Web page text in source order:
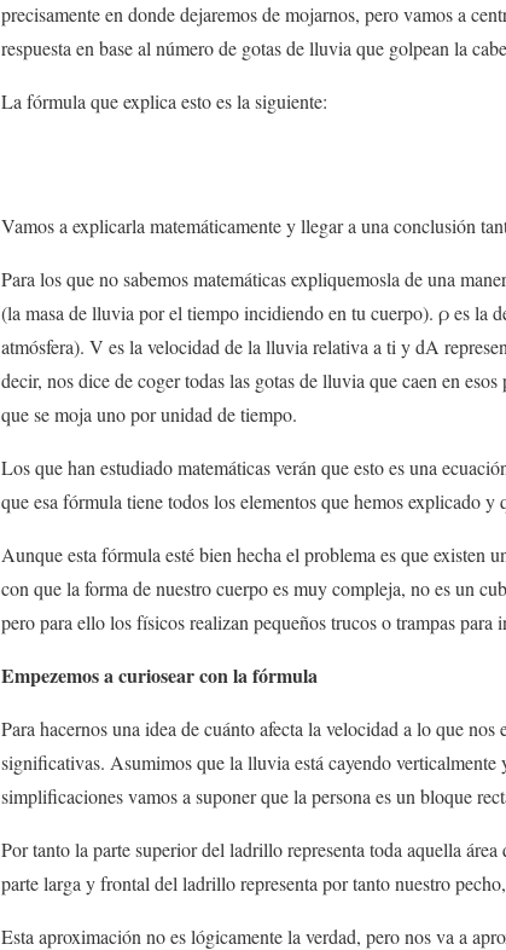
precisamente en donde dejaremos de mojarnos, pero vamos a
respuesta en base al número de gotas de lluvia que golpean la
La fórmula que explica esto es la siguiente:
Vamos a explicarla matemáticamente y llegar a una conclusión
Para los que no sabemos matemáticas expliquemosla de una
(la masa de lluvia por el tiempo incidiendo en tu cuerpo). ρ es la
atmósfera). V es la velocidad de la lluvia relativa a ti y dA
decir, nos dice de coger todas las gotas de lluvia que caen en
que se moja uno por unidad de tiempo.
Los que han estudiado matemáticas verán que esto es una
que esa fórmula tiene todos los elementos que hemos explicado y
Aunque esta fórmula esté bien hecha el problema es que existen
con que la forma de nuestro cuerpo es muy compleja, no es un
pero para ello los físicos realizan pequeños trucos o trampas para
Empezemos a curiosear con la fórmula
Para hacernos una idea de cuánto afecta la velocidad a lo que
significativas. Asumimos que la lluvia está cayendo
simplificaciones vamos a suponer que la persona es un bloque
Por tanto la parte superior del ladrillo representa toda aquella
parte larga y frontal del ladrillo representa por tanto nuestro
Esta aproximación no es lógicamente la verdad, pero nos va a